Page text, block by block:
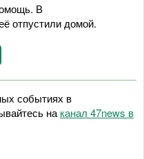
В
отпустили домой.
событиях в
на канал 47news в